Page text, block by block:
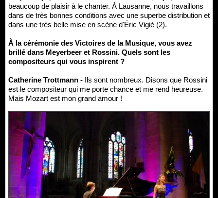
beaucoup de plaisir à le chanter. À Lausanne, nous travaillons
dans de très bonnes conditions avec une superbe distribution et
dans une très belle mise en scène d'Éric Vigié (2).
À la cérémonie des Victoires de la Musique, vous avez
brillé dans Meyerbeer et Rossini. Quels sont les
compositeurs qui vous inspirent ?
Catherine Trottmann - Ils sont nombreux. Disons que Rossini
est le compositeur qui me porte chance et me rend heureuse.
Mais Mozart est mon grand amour !